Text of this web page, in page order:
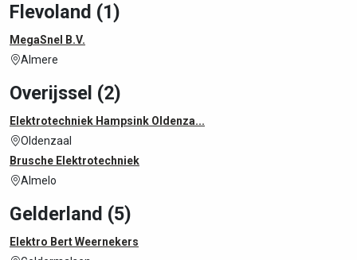
Flevoland (1)
MegaSnel B.V.
Almere
Overijssel (2)
Elektrotechniek Hampsink Oldenza...
Oldenzaal
Brusche Elektrotechniek
Almelo
Gelderland (5)
Elektro Bert Weernekers